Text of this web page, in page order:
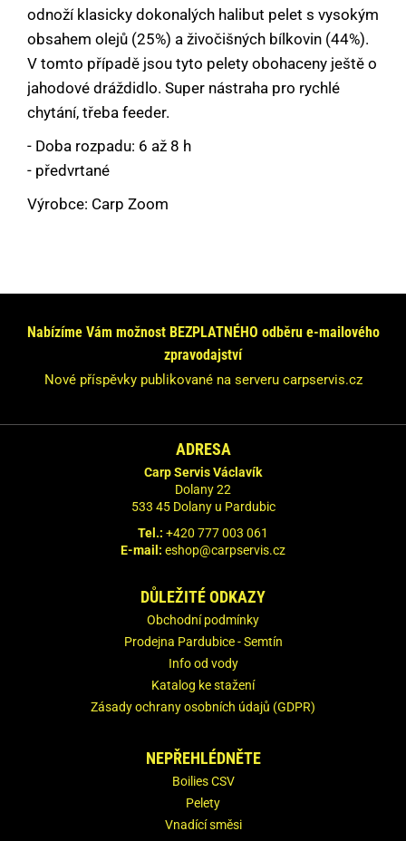
odnoží klasicky dokonalých halibut pelet s vysokým
obsahem olejů (25%) a živočišných bílkovin (44%).
V tomto případě jsou tyto pelety obohaceny ještě o
jahodové dráždidlo. Super nástraha pro rychlé
chytání, třeba feeder.
- Doba rozpadu: 6 až 8 h
- předvrtané
Výrobce: Carp Zoom
Neváhejte se na nás obrátit!
Odpovíme Vám do 24 hodin.
Vaše údaje nebudeme nikde zveřejňovat.
Nabízíme Vám možnost BEZPLATNÉHO odběru e-mailového
zpravodajství
Nové příspěvky publikované na serveru carpservis.cz
ADRESA
Carp Servis Václavík
Dolany 22
533 45 Dolany u Pardubic
Tel.: +420 777 003 061
E-mail: eshop@carpservis.cz
DŮLEŽITÉ ODKAZY
Obchodní podmínky
Prodejna Pardubice - Semtín
Info od vody
Katalog ke stažení
Zásady ochrany osobních údajů (GDPR)
NEPŘEHLÉDNĚTE
Boilies CSV
Pelety
Vnadící směsi